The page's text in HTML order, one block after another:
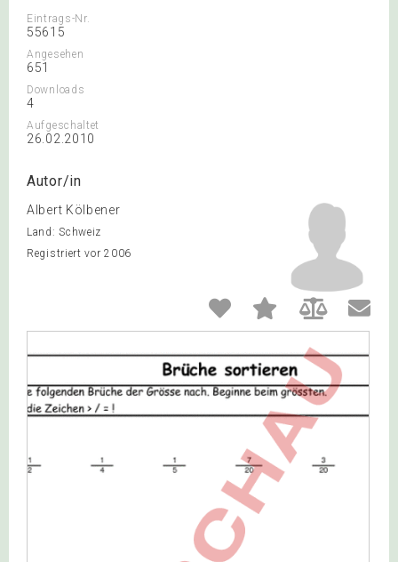
Eintrags-Nr.
55615
Angesehen
651
Downloads
4
Aufgeschaltet
26.02.2010
Autor/in
Albert Kölbener
Land: Schweiz
Registriert vor 2006